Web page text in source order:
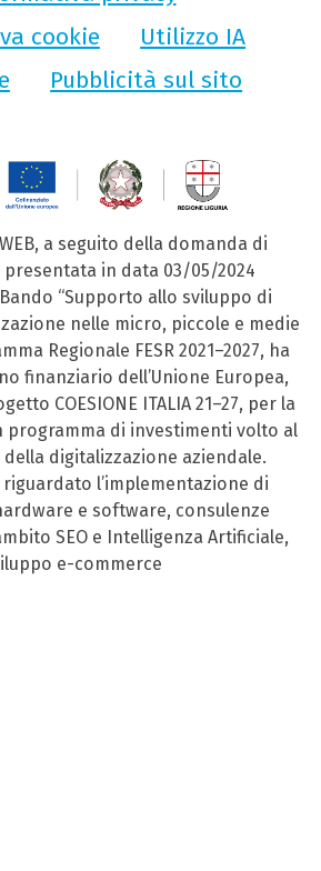
cookie
Utilizzo IA
Pubblicità sul sito
WEB, a seguito della domanda di
presentata in data 03/05/2024
“Supporto allo sviluppo di
nelle micro, piccole e medie
Regionale FESR 2021–2027, ha
finanziario dell’Unione Europea,
COESIONE ITALIA 21–27, per la
programma di investimenti volto al
digitalizzazione aziendale.
riguardato l’implementazione di
e software, consulenze
SEO e Intelligenza Artificiale,
e-commerce